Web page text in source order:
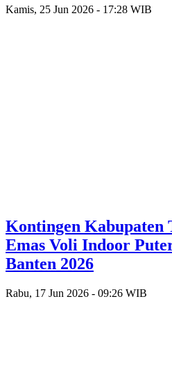
Kamis, 25 Jun 2026 - 17:28 WIB
Kontingen Kabupaten
Emas Voli Indoor
Banten 2026
Rabu, 17 Jun 2026 - 09:26 WIB